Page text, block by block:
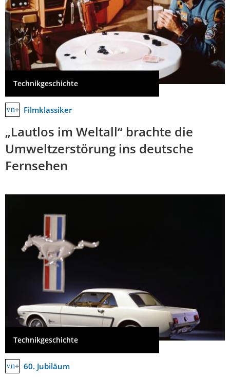
Technikgeschichte
Filmklassiker
„Lautlos im Weltall“ brachte die
Umweltzerstörung ins deutsche
Fernsehen
Technikgeschichte
60. Jubiläum